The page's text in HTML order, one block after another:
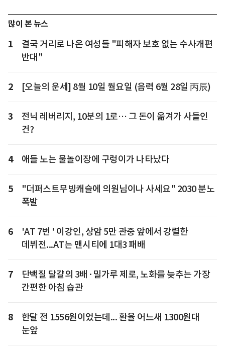
많이 본 뉴스
1
결국 거리로 나온 여성들 "피해자 보호 없는 수사개편
반대"
2 [오늘의 운세] 8월 10일 월요일 (음력 6월 28일 丙辰)
3
전닉 레버리지, 10분의 1로… 그 돈이 옮겨가 사들인
건?
4 애들 노는 물놀이장에 구렁이가 나타났다
5
"더퍼스트무빙캐슬에 의원님이나 사세요" 2030 분노
폭발
6
'AT 7번 ' 이강인, 상암 5만 관중 앞에서 강렬한
데뷔전...AT는 맨시티에 1대3 패배
7
단백질 달걀의 3배·밀가루 제로, 노화를 늦추는 가장
간편한 아침 습관
8
한달 전 1556원이었는데... 환율 어느새 1300원대
눈앞